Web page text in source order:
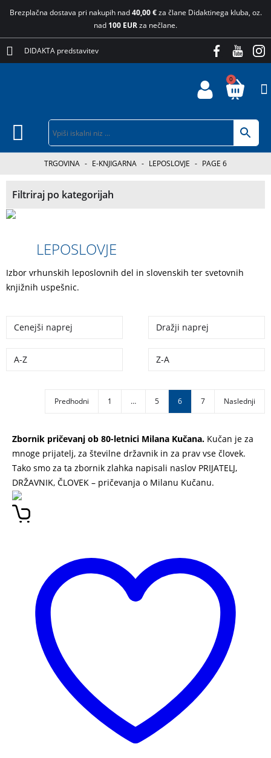
Brezplačna dostava pri nakupih nad40,00 €za člane Didaktinega kluba, oz.
nad 100 EURza nečlane.
DIDAKTA predstavitev
0
TRGOVINA - E-KNJIGARNA - LEPOSLOVJE - PAGE 6
Filtriraj po kategorijah
LEPOSLOVJE
Izbor vrhunskih leposlovnih del in slovenskih ter svetovnih
knjižnih uspešnic.
Cenejši naprej Dražji naprej
A-Z Z-A
Predhodni 1 … 5 6 7 Naslednji
Zbornik pričevanj ob 80-letnici Milana Kučana. Kučan je za
mnoge prijatelj, za številne državnik in za prav vse človek.
Tako smo za ta zbornik zlahka napisali naslov PRIJATELJ,
DRŽAVNIK, ČLOVEK – pričevanja o Milanu Kučanu.